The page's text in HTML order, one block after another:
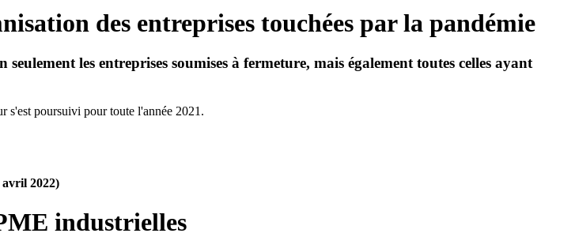
des entreprises touchées par la pandémie
les entreprises soumises à fermeture, mais également toutes celles ayant
s'est poursuivi pour toute l'année 2021.
avril 2022)
industrielles